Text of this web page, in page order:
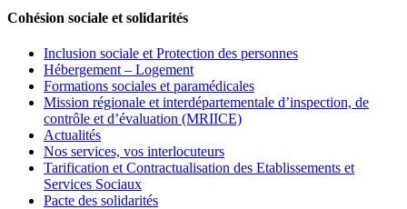
Cohésion sociale et solidarités
Inclusion sociale et Protection des personnes
Hébergement – Logement
Formations sociales et paramédicales
Mission régionale et interdépartementale d’inspection, de
contrôle et d’évaluation (MRIICE)
Actualités
Nos services, vos interlocuteurs
Tarification et Contractualisation des Etablissements et
Services Sociaux
Pacte des solidarités